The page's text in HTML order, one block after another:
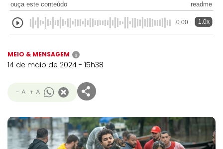
ouça este conteúdo readme
0:00 1.0x
MEIO & MENSAGEM i
14 de maio de 2024 - 15h38
- A + A